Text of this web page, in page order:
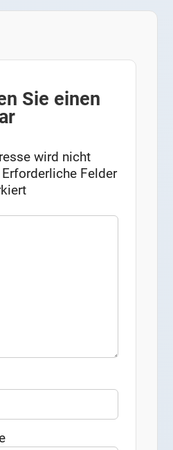
Sie einen
wird nicht
Erforderliche Felder